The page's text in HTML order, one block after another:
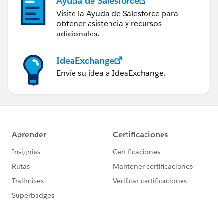
Visite la Ayuda de Salesforce para
obtener asistencia y recursos
adicionales.
IdeaExchange
Envíe su idea a IdeaExchange.